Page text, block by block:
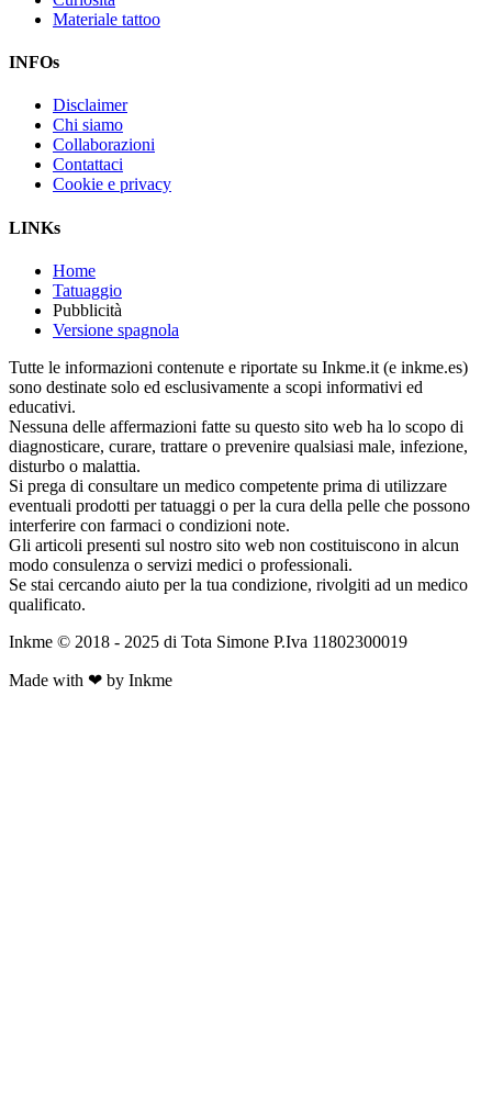
Materiale tattoo
INFOs
Disclaimer
Chi siamo
Collaborazioni
Contattaci
Cookie e privacy
LINKs
Home
Tatuaggio
Pubblicità
Versione spagnola
Tutte le informazioni contenute e riportate su Inkme.it (e inkme.es)
sono destinate solo ed esclusivamente a scopi informativi ed
educativi.
Nessuna delle affermazioni fatte su questo sito web ha lo scopo di
diagnosticare, curare, trattare o prevenire qualsiasi male, infezione,
disturbo o malattia.
Si prega di consultare un medico competente prima di utilizzare
eventuali prodotti per tatuaggi o per la cura della pelle che possono
interferire con farmaci o condizioni note.
Gli articoli presenti sul nostro sito web non costituiscono in alcun
modo consulenza o servizi medici o professionali.
Se stai cercando aiuto per la tua condizione, rivolgiti ad un medico
qualificato.
Inkme © 2018 - 2025 di Tota Simone P.Iva 11802300019
Made with ❤ by Inkme